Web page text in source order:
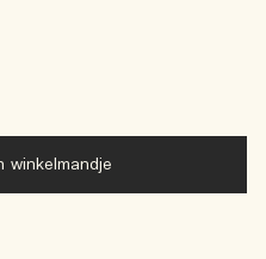
winkelmandje